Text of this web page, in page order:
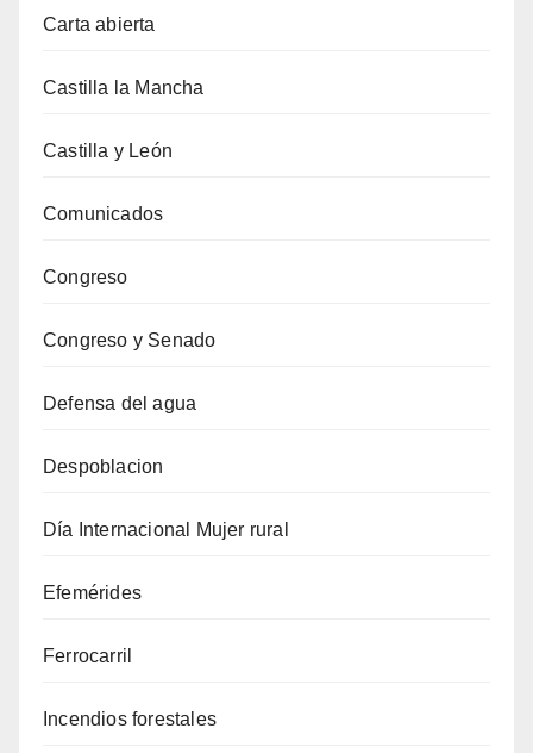
Carta abierta
Castilla la Mancha
Castilla y León
Comunicados
Congreso
Congreso y Senado
Defensa del agua
Despoblacion
Día Internacional Mujer rural
Efemérides
Ferrocarril
Incendios forestales